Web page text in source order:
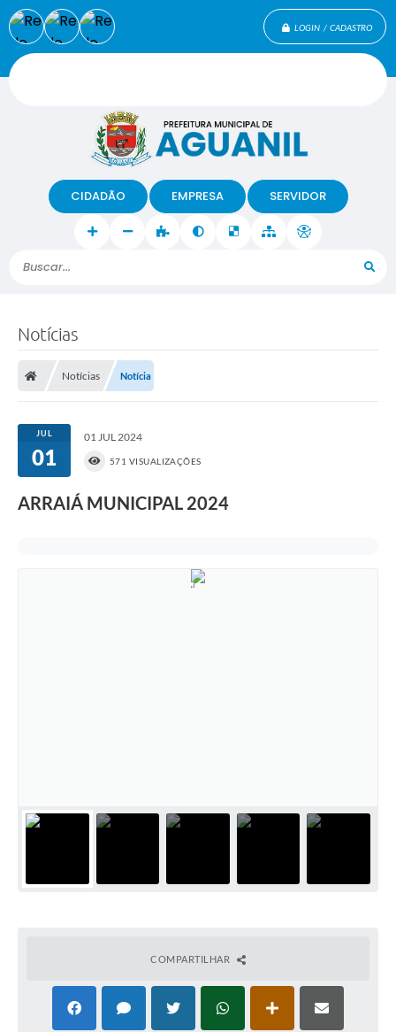
LOGIN / CADASTRO
Buscar...
CIDADÃO EMPRESA SERVIDOR
Notícias
Notícias Notícia
JUL
01
01 JUL 2024
571 VISUALIZAÇÕES
ARRAIÁ MUNICIPAL 2024
COMPARTILHAR